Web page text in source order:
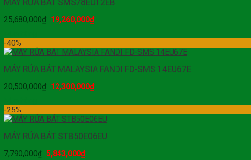
MÁY RỬA BÁT SMS78EU12EB
25,680,000₫ 19,260,000₫
-40%
MÁY RỬA BÁT MALAYSIA FANDI FD-SMS 14EU67E
20,500,000₫ 12,300,000₫
-25%
MÁY RỬA BÁT STB50E06EU
7,790,000₫ 5,843,000₫